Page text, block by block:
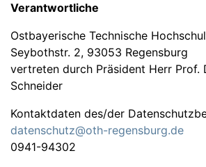
Verantwortliche
Ostbayerische Technische
Seybothstr. 2, 93053 Regensburg
vertreten durch Präsident Herr Prof.
Schneider
Kontaktdaten des/der
datenschutz@oth-regensburg.de
0941-94302